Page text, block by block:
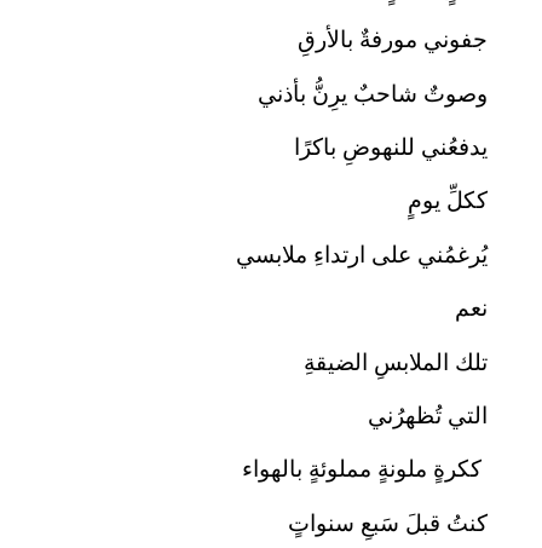
جفوني مورفةٌ بالأرقِ
وصوتٌ شاحبٌ يرِنُّ بأذني
يدفعُني للنهوضِ باكرًا
ككلِّ يومٍ
يُرغمُني على ارتداءِ ملابسي
نعم
تلك الملابسِ الضيقةِ
التي تُظهرُني
ككرةٍ ملونةٍ مملوئةٍ بالهواء
كنتُ قبلَ سَبعِ سنواتٍ